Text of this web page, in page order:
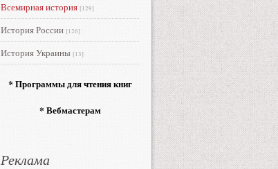
Всемирная история [129]
История России [126]
История Украины [13]
* Программы для чтения книг
* Вебмастерам
Реклама